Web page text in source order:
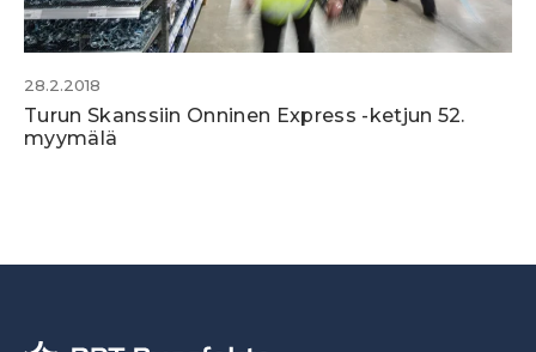
28.2.2018
Turun Skanssiin Onninen Express -ketjun 52.
myymälä